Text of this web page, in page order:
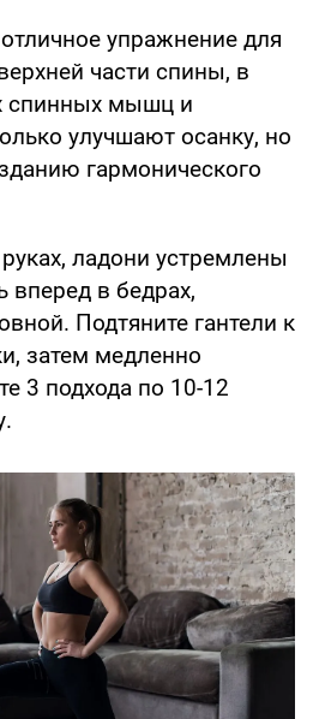
упражнение для
части спины, в
спинных мышц и
улучшают осанку, но
гармонического
ладони устремлены
вперед в бедрах,
Подтяните гантели к
затем медленно
3 подхода по 10-12